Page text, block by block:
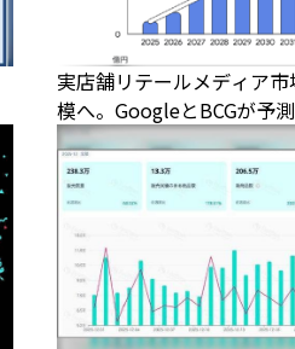
実店舗リテールメディア
模へ。GoogleとBCGが予測